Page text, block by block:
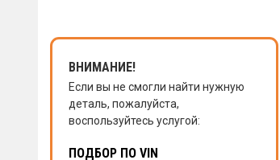
ЗАКАЗАТЬ ЗВОНОК
ВНИМАНИЕ!
Если вы не смогли найти нужную
деталь, пожалуйста,
воспользуйтесь услугой:
ПОДБОР ПО VIN